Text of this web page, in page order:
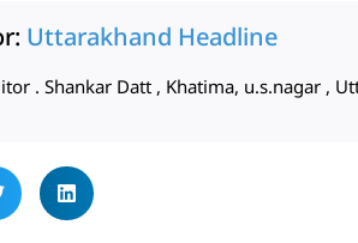
Uttarakhand Headline
. Shankar Datt , Khatima, u.s.nagar ,